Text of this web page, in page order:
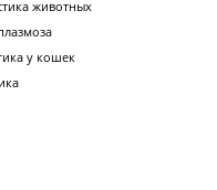
животных
у кошек